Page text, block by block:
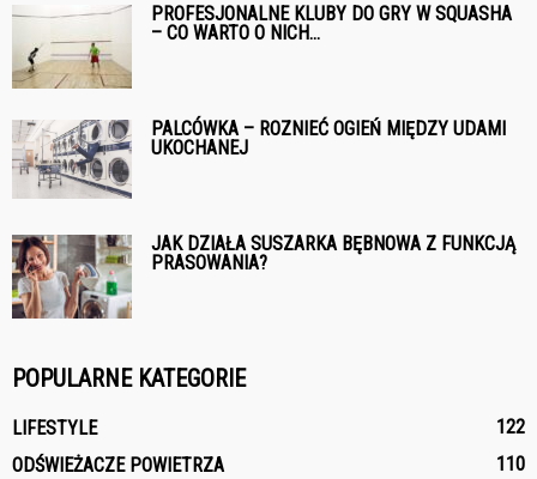
PROFESJONALNE KLUBY DO GRY W SQUASHA
– CO WARTO O NICH...
PALCÓWKA – ROZNIEĆ OGIEŃ MIĘDZY UDAMI
UKOCHANEJ
JAK DZIAŁA SUSZARKA BĘBNOWA Z FUNKCJĄ
PRASOWANIA?
POPULARNE KATEGORIE
LIFESTYLE
122
ODŚWIEŻACZE POWIETRZA
110